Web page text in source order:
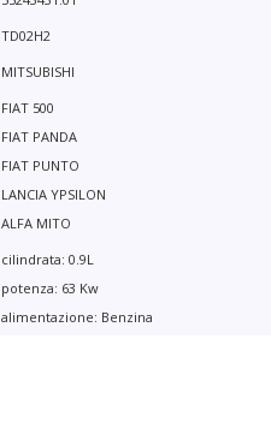
TD02H2
MITSUBISHI
FIAT 500
FIAT PANDA
FIAT PUNTO
LANCIA YPSILON
ALFA MITO
cilindrata: 0.9L
potenza: 63 Kw
alimentazione: Benzina